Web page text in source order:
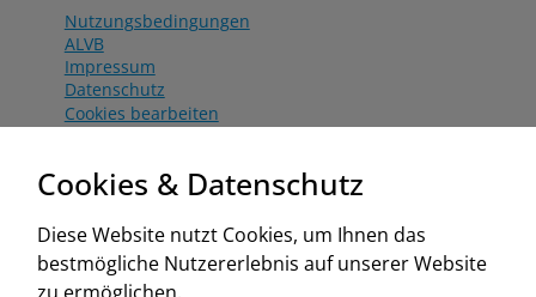
Nutzungsbedingungen
ALVB
Impressum
Datenschutz
Cookies bearbeiten
Aktionsbedingungen
www.worahnik.at
Zentrale Köttlach
Cookies & Datenschutz
Diese Website nutzt Cookies, um Ihnen das
bestmögliche Nutzererlebnis auf unserer Website